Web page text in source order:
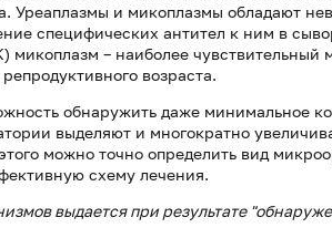
Уреаплазмы и микоплазмы обладают
специфических антител к ним в
микоплазм – наиболее чувствительный
возраста.
обнаружить даже минимальное
выделяют и многократно
можно точно определить вид
схему лечения.
выдается при результате